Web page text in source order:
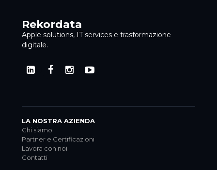
Rekordata
Apple solutions, IT services e trasformazione
digitale.
LA NOSTRA AZIENDA
Chi siamo
Partner e Certificazioni
Lavora con noi
Contatti